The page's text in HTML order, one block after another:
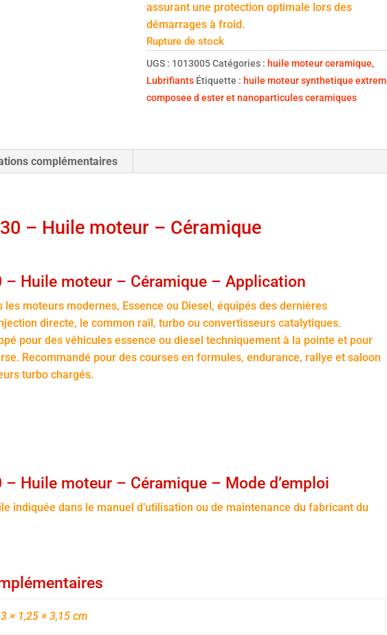
assurant une protection optimale lors des
démarrages à froid.
Rupture de stock
UGS : 1013005Catégories : huile moteur ceramique,
Lubrifiants Étiquette : huile moteur synthetique
composee d ester et nanoparticules ceramiques
complémentaires
– Huile moteur – Céramique
– Huile moteur – Céramique – Application
les moteurs modernes, Essence ou Diesel, équipés des dernières
directe, le common rail, turbo ou convertisseurs catalytiques.
pour des véhicules essence ou diesel techniquement à la pointe et pour
Recommandé pour des courses en formules, endurance, rallye et saloon
turbo chargés.
– Huile moteur – Céramique – Mode d’emploi
indiquée dans le manuel d’utilisation ou de maintenance du fabricant du
× 1,25 × 3,15 cm